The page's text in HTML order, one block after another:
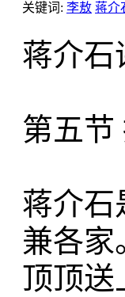
关键词: 李敖 蒋介
蒋介石
第五
蒋介石
兼各家
顶顶送